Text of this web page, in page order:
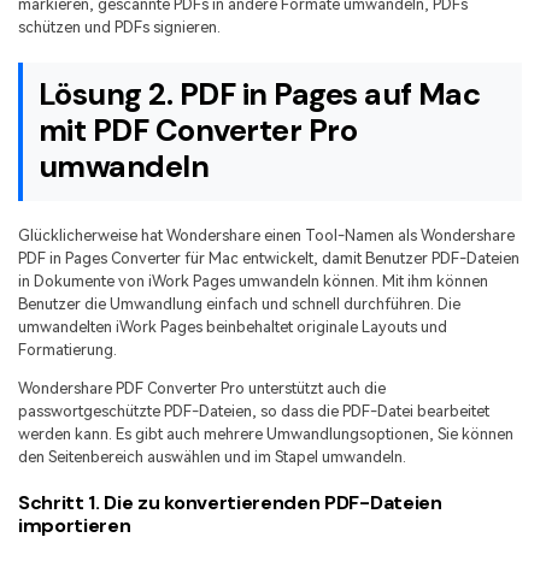
markieren, gescannte PDFs in andere Formate umwandeln, PDFs
schützen und PDFs signieren.
Lösung 2. PDF in Pages auf Mac
mit PDF Converter Pro
umwandeln
Glücklicherweise hat Wondershare einen Tool-Namen als Wondershare
PDF in Pages Converter für Mac entwickelt, damit Benutzer PDF-Dateien
in Dokumente von iWork Pages umwandeln können. Mit ihm können
Benutzer die Umwandlung einfach und schnell durchführen. Die
umwandelten iWork Pages beinbehaltet originale Layouts und
Formatierung.
Wondershare PDF Converter Pro unterstützt auch die
passwortgeschützte PDF-Dateien, so dass die PDF-Datei bearbeitet
werden kann. Es gibt auch mehrere Umwandlungsoptionen, Sie können
den Seitenbereich auswählen und im Stapel umwandeln.
Schritt 1. Die zu konvertierenden PDF-Dateien
importieren